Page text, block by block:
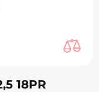
18PR